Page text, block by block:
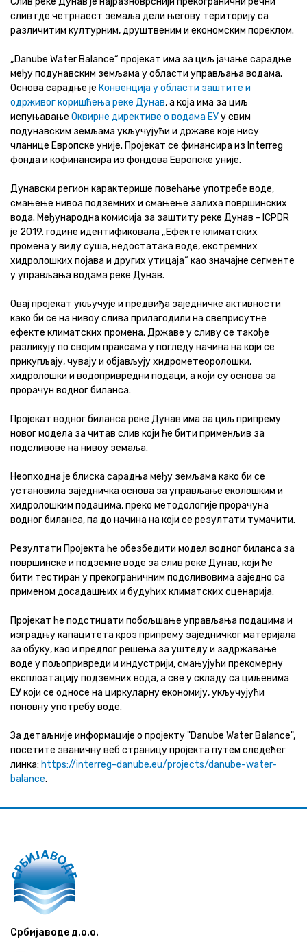
слив где четрнаест земаља дели његову територију са
различитим културним, друштвеним и економским пореклом.
„Danube Water Balance“ пројекат има за циљ јачање сарадње
међу подунавским земљама у области управљања водама.
Основа сарадње је Конвенција у области заштите и
одрживог коришћења реке Дунав, а која има за циљ
испуњавање Оквирне директиве о водама ЕУу свим
подунавским земљама укључујући и државе које нису
чланице Европске уније. Пројекат се финансира из Interreg
фонда и кофинансира из фондова Европске уније.
Дунавски регион карактерише повећање употребе воде,
смањење нивоа подземних и смањење залиха површинских
вода. Међународна комисија за заштиту реке Дунав - ICPDR
је 2019. године идентификовала „Ефекте климатских
промена у виду суша, недостатака воде, екстремних
хидролошких појава и других утицаја“ као значајне сегменте
у управљања водама реке Дунав.
Овај пројекат укључује и предвиђа заједничке активности
како би се на нивоу слива прилагодили на свеприсутне
ефекте климатских промена. Државе у сливу се такође
разликују по својим праксама у погледу начина на који се
прикупљају, чувају и објављују хидрометеоролошки,
хидролошки и водопривредни подаци, а који су основа за
прорачун водног биланса.
Пројекат водног биланса реке Дунав има за циљ припрему
новог модела за читав слив који ће бити применљив за
подсливове на нивоу земаља.
Неопходна је блиска сарадња међу земљама како би се
установила заједничка основа за управљање еколошким и
хидролошким подацима, преко методологије прорачуна
водног биланса, па до начина на који се резултати тумачити.
Резултати Пројекта ће обезбедити модел водног биланса за
површинске и подземне воде за слив реке Дунав, који ће
бити тестиран у прекограничним подсливовима заједно са
применом досадашњих и будућих климатских сценарија.
Пројекат ће подстицати побољшање управљања подацима и
изградњу капацитета кроз припрему заједничког материјала
за обуку, као и предлог решења за уштеду и задржавање
воде у пољопривреди и индустрији, смањујући прекомерну
експлоатацију подземних вода, а све у складу са циљевима
ЕУ који се односе на циркуларну економију, укључујући
поновну употребу воде.
За детаљније информације о пројекту "Danube Water Balance",
посетите званичну веб страницу пројекта путем следећег
линка: https://interreg-danube.eu/projects/danube-water-
balance.
Србијаводе д.о.о.